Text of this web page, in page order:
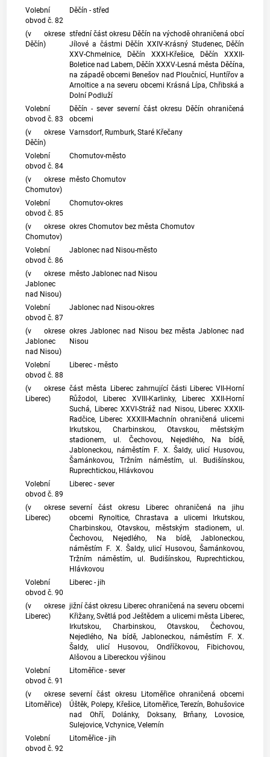
Volební
obvod č. 82
Děčín - střed
(v okrese
Děčín)
střední část okresu Děčín na východě ohraničená obcí
Jílové a částmi Děčín XXIV-Krásný Studenec, Děčín
XXV-Chmelnice, Děčín XXXI-Křešice, Děčín XXXII-
Boletice nad Labem, Děčín XXXV-Lesná města Děčína,
na západě obcemi Benešov nad Ploučnicí, Huntířov a
Arnoltice a na severu obcemi Krásná Lípa, Chřibská a
Dolní Podluží
Volební
obvod č. 83
Děčín - sever severní část okresu Děčín ohraničená
obcemi
(v okrese
Děčín)
Varnsdorf, Rumburk, Staré Křečany
Volební
obvod č. 84
Chomutov-město
(v okrese
Chomutov)
město Chomutov
Volební
obvod č. 85
Chomutov-okres
(v okrese
Chomutov)
okres Chomutov bez města Chomutov
Volební
obvod č. 86
Jablonec nad Nisou-město
(v okrese
Jablonec
nad Nisou)
město Jablonec nad Nisou
Volební
obvod č. 87
Jablonec nad Nisou-okres
(v okrese
Jablonec
nad Nisou)
okres Jablonec nad Nisou bez města Jablonec nad
Nisou
Volební
obvod č. 88
Liberec - město
(v okrese
Liberec)
část města Liberec zahrnující části Liberec VII-Horní
Růžodol, Liberec XVIII-Karlinky, Liberec XXII-Horní
Suchá, Liberec XXVI-Stráž nad Nisou, Liberec XXXII-
Radčice, Liberec XXXIII-Machnín ohraničená ulicemi
Irkutskou, Charbinskou, Otavskou, městským
stadionem, ul. Čechovou, Nejedlého, Na bídě,
Jabloneckou, náměstím F. X. Šaldy, ulicí Husovou,
Šamánkovou, Tržním náměstím, ul. Budišínskou,
Ruprechtickou, Hlávkovou
Volební
obvod č. 89
Liberec - sever
(v okrese
Liberec)
severní část okresu Liberec ohraničená na jihu
obcemi Rynoltice, Chrastava a ulicemi Irkutskou,
Charbinskou, Otavskou, městským stadionem, ul.
Čechovou, Nejedlého, Na bídě, Jabloneckou,
náměstím F. X. Šaldy, ulicí Husovou, Šamánkovou,
Tržním náměstím, ul. Budišínskou, Ruprechtickou,
Hlávkovou
Volební
obvod č. 90
Liberec - jih
(v okrese
Liberec)
jižní část okresu Liberec ohraničená na severu obcemi
Křižany, Světlá pod Ještědem a ulicemi města Liberec,
Irkutskou, Charbinskou, Otavskou, Čechovou,
Nejedlého, Na bídě, Jabloneckou, náměstím F. X.
Šaldy, ulicí Husovou, Ondříčkovou, Fibichovou,
Alšovou a Libereckou výšinou
Volební
obvod č. 91
Litoměřice - sever
(v okrese
Litoměřice)
severní část okresu Litoměřice ohraničená obcemi
Úštěk, Polepy, Křešice, Litoměřice, Terezín, Bohušovice
nad Ohří, Dolánky, Doksany, Brňany, Lovosice,
Sulejovice, Vchynice, Velemín
Volební
obvod č. 92
Litoměřice - jih